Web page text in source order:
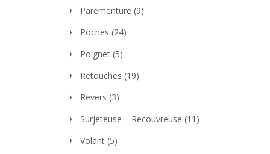
Parementure (9)
Poches (24)
Poignet (5)
Retouches (19)
Revers (3)
Surjeteuse – Recouvreuse (11)
Volant (5)